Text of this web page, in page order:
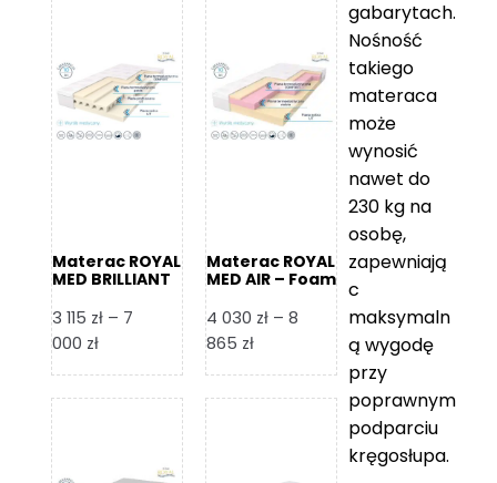
4
570 zł
3
749 zł
Materac ROYAL
MED BRILLIANT
3 115 zł – 7
000 złZakres
od
Materac ROYAL
MED AIR – Foam
4 030 zł – 8
865 złZakres
od
gabarytach.
Nośność
takiego
materaca
może
wynosić
nawet do
230 kg na
osobę,
zapewniają
c
maksymaln
ą wygodę
przy
poprawnym
podparciu
kręgosłupa.